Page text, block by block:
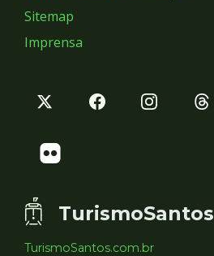
Sitemap
Imprensa
TurismoSantos
TurismoSantos.com.br